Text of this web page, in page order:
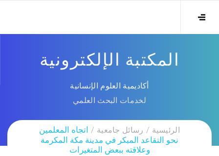
المكتبة الإلكترونية
أكاديمية العلوم الإنسانية
لخدمات البحث العلمي
الرئيسية رسائل جامعية
اتجاه المعلمين
نحو التقاعد المبكر في مدينة مكة المكرمة
وعلاقته ببعض المتغيرات